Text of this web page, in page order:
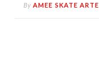
By AMEE SKATE ARTE